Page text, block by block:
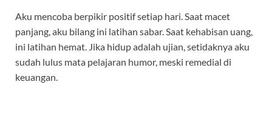
Aku mencoba berpikir positif setiap hari. Saat macet
panjang, aku bilang ini latihan sabar. Saat kehabisan uang,
ini latihan hemat. Jika hidup adalah ujian, setidaknya aku
sudah lulus mata pelajaran humor, meski remedial di
keuangan.